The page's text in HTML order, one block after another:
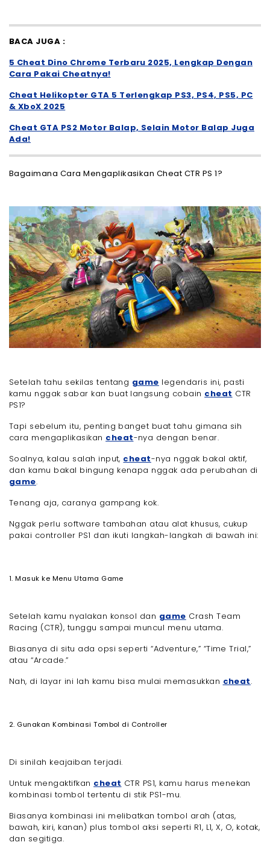
BACA JUGA :
5 Cheat Dino Chrome Terbaru 2025, Lengkap Dengan
Cara Pakai Cheatnya!
Cheat Helikopter GTA 5 Terlengkap PS3, PS4, PS5, PC
& XboX 2025
Cheat GTA PS2 Motor Balap, Selain Motor Balap Juga
Ada!
Bagaimana Cara Mengaplikasikan Cheat CTR PS 1?
Setelah tahu sekilas tentang game legendaris ini, pasti
kamu nggak sabar kan buat langsung cobain cheat CTR
PS1?
Tapi sebelum itu, penting banget buat tahu gimana sih
cara mengaplikasikan cheat-nya dengan benar.
Soalnya, kalau salah input, cheat-nya nggak bakal aktif,
dan kamu bakal bingung kenapa nggak ada perubahan di
game.
Tenang aja, caranya gampang kok.
Nggak perlu software tambahan atau alat khusus, cukup
pakai controller PS1 dan ikuti langkah-langkah di bawah ini:
1. Masuk ke Menu Utama Game
Setelah kamu nyalakan konsol dan game Crash Team
Racing (CTR), tunggu sampai muncul menu utama.
Biasanya di situ ada opsi seperti “Adventure,” “Time Trial,”
atau “Arcade.”
Nah, di layar ini lah kamu bisa mulai memasukkan cheat.
2. Gunakan Kombinasi Tombol di Controller
Di sinilah keajaiban terjadi.
Untuk mengaktifkan cheat CTR PS1, kamu harus menekan
kombinasi tombol tertentu di stik PS1-mu.
Biasanya kombinasi ini melibatkan tombol arah (atas,
bawah, kiri, kanan) plus tombol aksi seperti R1, L1, X, O, kotak,
dan segitiga.